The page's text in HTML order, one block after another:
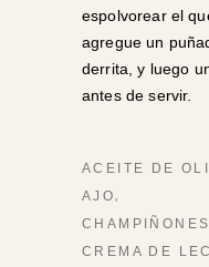
espolvorear el
agregue un
derrita, y luego
antes de servir.
ACEITE DE
AJO,
CREMA DE